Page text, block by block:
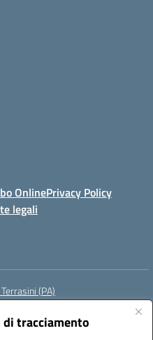
tracciamento
OnlinePrivacy Policy
legali
(PA)